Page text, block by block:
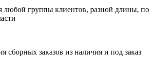
любой группы клиентов, разной длины, по
сборных заказов из наличия и под заказ